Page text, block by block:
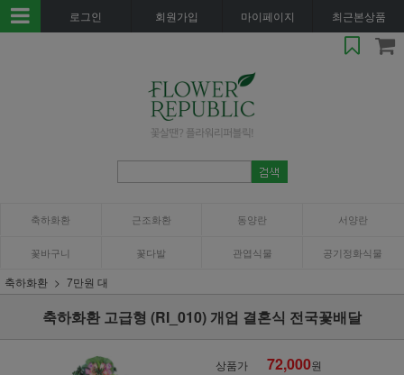
로그인 회원가입 마이페이지 최근본상품
축하화환 근조화환 동양란 서양란
꽃바구니 꽃다발 관엽식물 공기정화식물
축하화환 7만원 대
축하화환 고급형 (RI_010) 개업 결혼식 전국꽃배달
상품가 72,000원